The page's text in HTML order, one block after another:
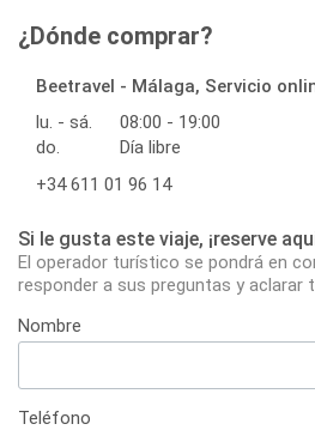
¿Dónde comprar?
Beetravel - Málaga, Servicio
lu. - sá.
08:00 - 19:00
do.
Día libre
+34 611 01 96 14
Si le gusta este viaje, ¡reserve
El operador turístico se pondrá en
responder a sus preguntas y aclarar
Nombre
Teléfono